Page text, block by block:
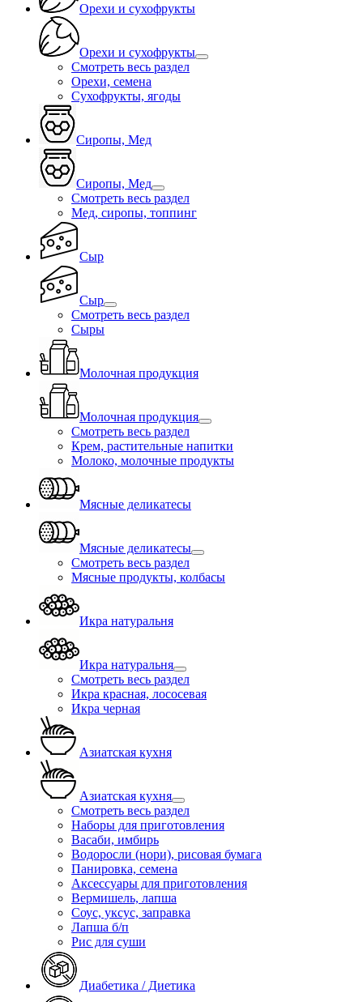
Орехи и сухофрукты
Орехи и сухофрукты
Смотреть весь раздел
Орехи, семена
Сухофрукты, ягоды
Сиропы, Мед
Сиропы, Мед
Смотреть весь раздел
Мед, сиропы, топпинг
Сыр
Сыр
Смотреть весь раздел
Сыры
Молочная продукция
Молочная продукция
Смотреть весь раздел
Крем, растительные напитки
Молоко, молочные продукты
Мясные деликатесы
Мясные деликатесы
Смотреть весь раздел
Мясные продукты, колбасы
Икра натуральня
Икра натуральня
Смотреть весь раздел
Икра красная, лососевая
Икра черная
Азиатская кухня
Азиатская кухня
Смотреть весь раздел
Наборы для приготовления
Васаби, имбирь
Водоросли (нори), рисовая бумага
Панировка, семена
Аксессуары для приготовления
Вермишель, лапша
Соус, уксус, заправка
Лапша б/п
Рис для суши
Диабетика / Диетика